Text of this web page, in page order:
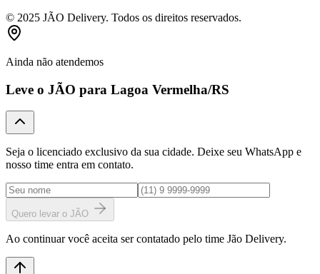
© 2025 JÃO Delivery. Todos os direitos reservados.
Ainda não atendemos
Leve o JÃO para Lagoa Vermelha/RS
Seja o licenciado exclusivo da sua cidade. Deixe seu WhatsApp e
nosso time entra em contato.
Quero levar o JÃO
Ao continuar você aceita ser contatado pelo time Jão Delivery.